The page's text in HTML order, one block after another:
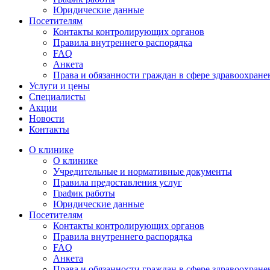
Юридические данные
Посетителям
Контакты контролирующих органов
Правила внутреннего распорядка
FAQ
Анкета
Права и обязанности граждан в сфере
Услуги и цены
Специалисты
Акции
Новости
Контакты
О клинике
О клинике
Учредительные и нормативные документы
Правила предоставления услуг
График работы
Юридические данные
Посетителям
Контакты контролирующих органов
Правила внутреннего распорядка
FAQ
Анкета